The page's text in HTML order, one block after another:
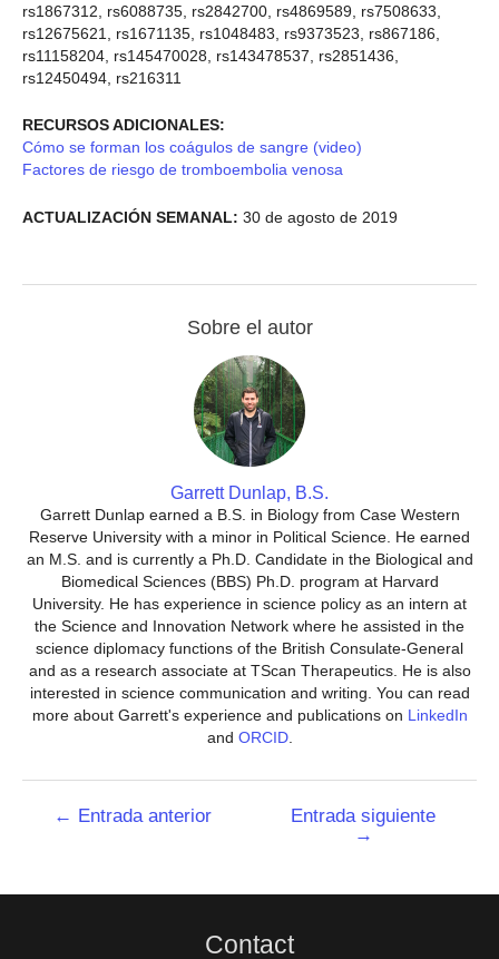
rs1867312, rs6088735, rs2842700, rs4869589, rs7508633,
rs12675621, rs1671135, rs1048483, rs9373523, rs867186,
rs11158204, rs145470028, rs143478537, rs2851436,
rs12450494, rs216311
RECURSOS ADICIONALES:
Cómo se forman los coágulos de sangre (video)
Factores de riesgo de tromboembolia venosa
ACTUALIZACIÓN SEMANAL: 30 de agosto de 2019
Sobre el autor
Garrett Dunlap, B.S.
Garrett Dunlap earned a B.S. in Biology from Case Western
Reserve University with a minor in Political Science. He earned
an M.S. and is currently a Ph.D. Candidate in the Biological and
Biomedical Sciences (BBS) Ph.D. program at Harvard
University. He has experience in science policy as an intern at
the Science and Innovation Network where he assisted in the
science diplomacy functions of the British Consulate-General
and as a research associate at TScan Therapeutics. He is also
interested in science communication and writing. You can read
more about Garrett's experience and publications on LinkedIn
and ORCID.
Navegación
← Entrada anterior
Entrada siguiente
→
Contact